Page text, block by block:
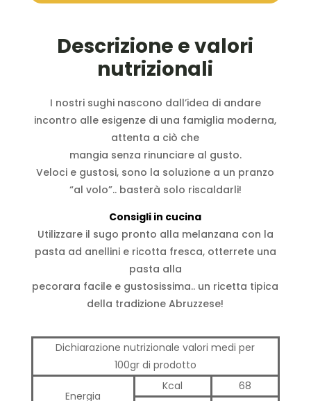
Descrizione e valori
nutrizionali
I nostri sughi nascono dall’idea di andare
incontro alle esigenze di una famiglia moderna,
attenta a ciò che
mangia senza rinunciare al gusto.
Veloci e gustosi, sono la soluzione a un pranzo
“al volo”.. basterà solo riscaldarli!
Consigli in cucina
Utilizzare il sugo pronto alla melanzana con la
pasta ad anellini e ricotta fresca, otterrete una
pasta alla
pecorara facile e gustosissima.. un ricetta tipica
della tradizione Abruzzese!
Dichiarazione nutrizionale valori medi per
100gr di prodotto
Energia
Kcal
68